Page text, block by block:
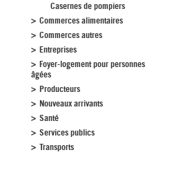
Casernes de pompiers
Commerces alimentaires
Commerces autres
Entreprises
Foyer-logement pour personnes
âgées
Producteurs
Nouveaux arrivants
Santé
Services publics
Transports